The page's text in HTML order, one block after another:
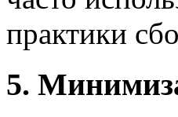
практики
5.